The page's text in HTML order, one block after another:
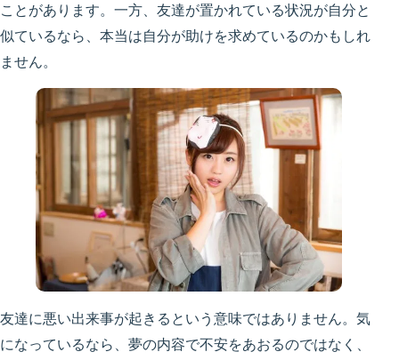
ことがあります。一方、友達が置かれている状況が自分と
似ているなら、本当は自分が助けを求めているのかもしれ
ません。
友達に悪い出来事が起きるという意味ではありません。気
になっているなら、夢の内容で不安をあおるのではなく、